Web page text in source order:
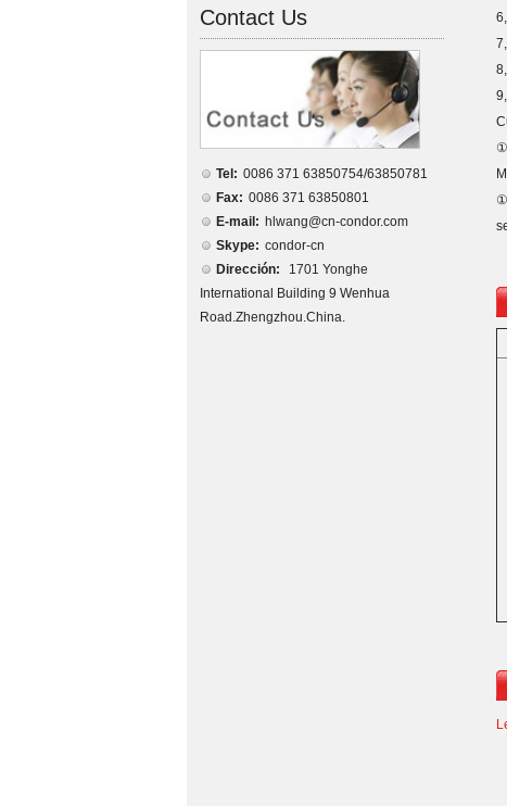
Contact Us
Tel: 0086 371 63850754/63850781
Fax: 0086 371 63850801
E-mail: hlwang@cn-condor.com
Skype: condor-cn
Dirección:
1701 Yonghe
International Building 9 Wenhua
Road.Zhengzhou.China.
①